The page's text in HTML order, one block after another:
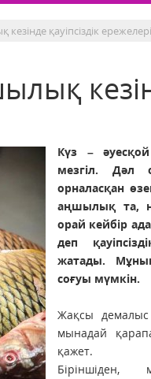
қауіпсіздік
Күз –
мезгіл. Дәл
орналасқан
аңшылық та,
орай кейбір
деп
жатады.
соғуы мүмкін.
Жақсы демалыс
мынадай
қажет.
Біріншіден,